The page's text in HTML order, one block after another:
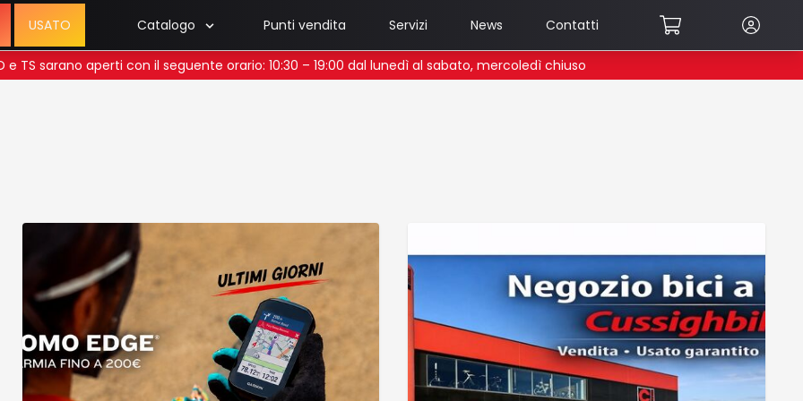
USATO Catalogo Punti vendita Servizi News Contatti
e TS sarano aperti con il seguente orario: 10:30 – 19:00 dal lunedì al sabato, mercoledì chiuso